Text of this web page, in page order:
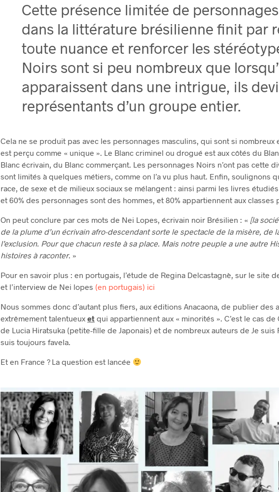
Cette présence limitée de
dans la littérature brésilienne finit par
toute nuance et renforcer les
Noirs sont si peu nombreux que
apparaissent dans une intrigue, ils
représentants d’un groupe entier.
Cela ne se produit pas avec les personnages masculins, qui sont si nombreux
est perçu comme « unique ». Le Blanc criminel ou drogué est aux côtés du
Blanc écrivain, du Blanc commerçant. Les personnages Noirs n’ont pas cette
sont limités à quelques métiers, comme on l’a vu plus haut. Enfin, soulignons
race, de sexe et de milieux sociaux se mélangent : ainsi parmi les livres étudiés
et 60% des personnages sont des hommes, et 80% appartiennent aux classes
On peut conclure par ces mots de Nei Lopes, écrivain noir Brésilien : « [la
de la plume d’un écrivain afro-descendant sorte le spectacle de la misère, de
l’exclusion. Pour que chacun reste à sa place. Mais notre peuple a une autre
histoires à raconter. »
Pour en savoir plus : en portugais, l’étude de Regina Delcastagnè, sur le site
et l’interview de Nei lopes (en portugais) ici
Nous sommes donc d’autant plus fiers, aux éditions Anacaona, de publier des
extrêmement talentueux et qui appartiennent aux « minorités ». C’est le cas de
de Lucia Hiratsuka (petite-fille de Japonais) et de nombreux auteurs de Je suis
suis toujours favela.
Et en France ? La question est lancée